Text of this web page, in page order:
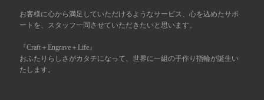
お客様に心から満足していただけるようなサービス、心を込めたサポ
ートを、スタッフ一同させていただきたいと思います。
『Craft＋Engrave＋Life』
おふたりらしさがカタチになって、世界に一組の手作り指輪が誕生い
たします。